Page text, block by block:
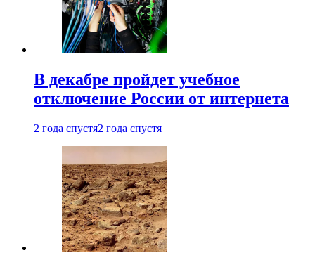
В декабре пройдет учебное
отключение России от интернета
2 года спустя2 года спустя